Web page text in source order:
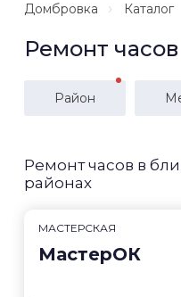
Домбровка Каталог
Ремонт
Район
Ремонт часов в
районах
МАСТЕРСКАЯ
МастерОК